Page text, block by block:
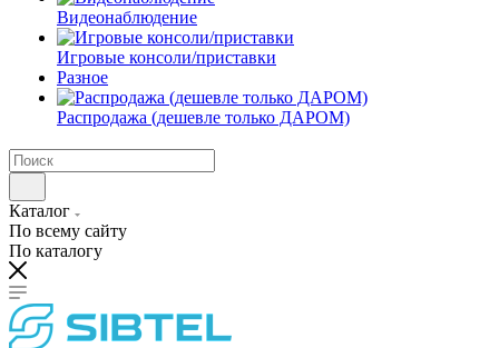
Видеонаблюдение
Игровые консоли/приставки
Разное
Распродажа (дешевле только ДАРОМ)
Каталог
По всему сайту
По каталогу